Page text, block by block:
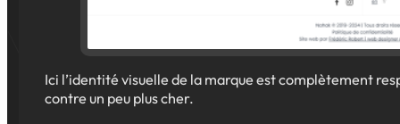
Ici l’identité visuelle de la marque est complètement
contre un peu plus cher.